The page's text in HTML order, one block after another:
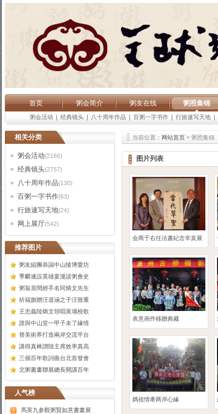
首页 粥会简介 粥友在线 粥照集锦
粥会活动 经典镜头 八十周年作品 百粥一字书作 行旅速写天地
相关分类
粥会活动(2166)
经典镜头(2757)
八十周年作品(130)
百粥一字书作(63)
行旅速写天地(24)
网上展厅(542)
推荐图片
粥友組團恭謁中山陵博愛坊
季麟連設英雄宴漫談粥會史
粥翁居間經手名同炳文先生
祈福旗贈汪道涵之子汪致重
王忠義陸炳文領唱黃埔校歌
誰與中山堂一甲子未了緣情
替美術界打造兩岸交流平台
講得真棒讃陸主席效率真高
三個百年歌詞曲台北首發會
北粥書畫聯展總長開講百年
人气榜
馬英九参觀粥賢如意書畫展
当前位置： 网站首页 > 粥照集锦
图片列表
会商于右任法書紀念辛亥展
表意画作移贈典藏
媽祖情牽两岸心緣